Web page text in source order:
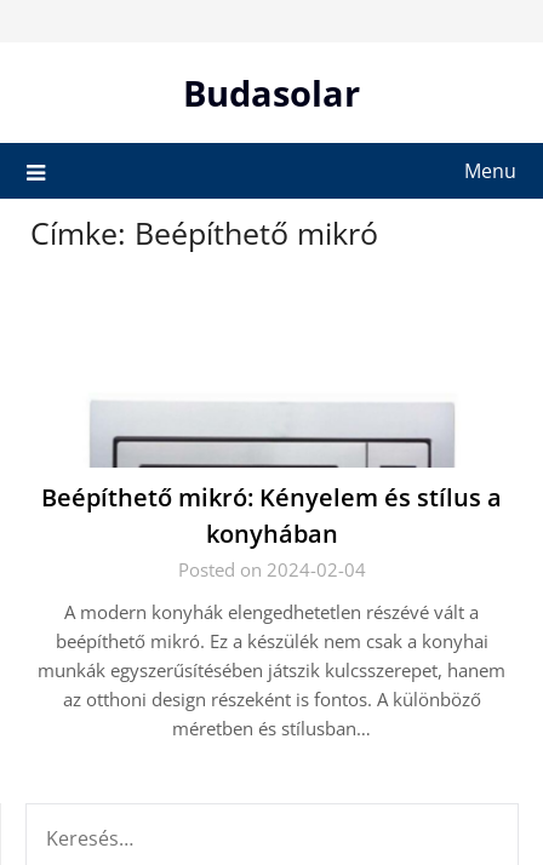
Budasolar
Menu
Címke: Beépíthető mikró
Beépíthető mikró: Kényelem és stílus a
konyhában
Posted on 2024-02-04
A modern konyhák elengedhetetlen részévé vált a
beépíthető mikró. Ez a készülék nem csak a konyhai
munkák egyszerűsítésében játszik kulcsszerepet, hanem
az otthoni design részeként is fontos. A különböző
méretben és stílusban…